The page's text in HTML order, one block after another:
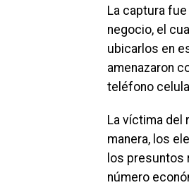
La captura
negocio, el
ubicarlos en
amenazaron
teléfono
La víctima del
manera, los
los presuntos
número